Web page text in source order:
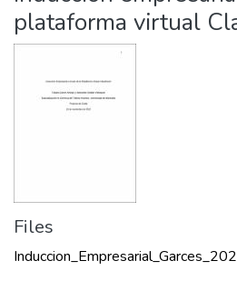
plataforma virtual
Files